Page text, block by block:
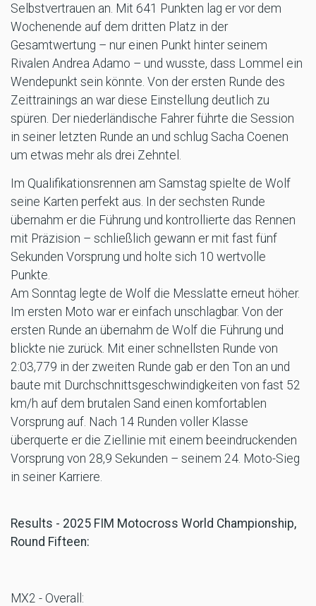
Selbstvertrauen an. Mit 641 Punkten lag er vor dem
Wochenende auf dem dritten Platz in der
Gesamtwertung – nur einen Punkt hinter seinem
Rivalen Andrea Adamo – und wusste, dass Lommel ein
Wendepunkt sein könnte. Von der ersten Runde des
Zeittrainings an war diese Einstellung deutlich zu
spüren. Der niederländische Fahrer führte die Session
in seiner letzten Runde an und schlug Sacha Coenen
um etwas mehr als drei Zehntel.
Im Qualifikationsrennen am Samstag spielte de Wolf
seine Karten perfekt aus. In der sechsten Runde
übernahm er die Führung und kontrollierte das Rennen
mit Präzision – schließlich gewann er mit fast fünf
Sekunden Vorsprung und holte sich 10 wertvolle
Punkte.
Am Sonntag legte de Wolf die Messlatte erneut höher.
Im ersten Moto war er einfach unschlagbar. Von der
ersten Runde an übernahm de Wolf die Führung und
blickte nie zurück. Mit einer schnellsten Runde von
2:03,779 in der zweiten Runde gab er den Ton an und
baute mit Durchschnittsgeschwindigkeiten von fast 52
km/h auf dem brutalen Sand einen komfortablen
Vorsprung auf. Nach 14 Runden voller Klasse
überquerte er die Ziellinie mit einem beeindruckenden
Vorsprung von 28,9 Sekunden – seinem 24. Moto-Sieg
in seiner Karriere.
Results - 2025 FIM Motocross World Championship,
Round Fifteen:
MX2 - Overall: